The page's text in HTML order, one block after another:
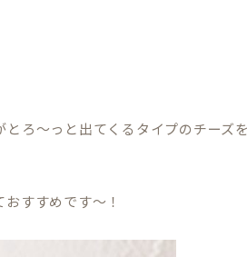
ろ～っと出てくるタイプのチーズ
すすめです～！